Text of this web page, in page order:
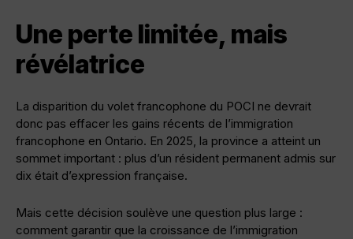
Une perte limitée, mais
révélatrice
La disparition du volet francophone du POCI ne devrait
donc pas effacer les gains récents de l’immigration
francophone en Ontario. En 2025, la province a atteint un
sommet important : plus d’un résident permanent admis sur
dix était d’expression française.
Mais cette décision soulève une question plus large :
comment garantir que la croissance de l’immigration